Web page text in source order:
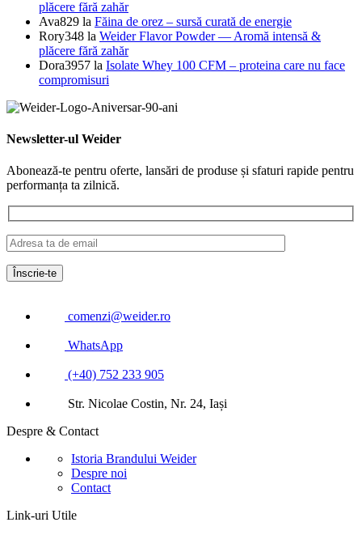
plăcere fără zahăr
Ava829 la Făina de orez – sursă curată de energie
Rory348 la Weider Flavor Powder — Aromă intensă &
plăcere fără zahăr
Dora3957 la Isolate Whey 100 CFM – proteina care nu face
compromisuri
Newsletter-ul Weider
Abonează-te pentru oferte, lansări de produse și sfaturi rapide pentru
performanța ta zilnică.
comenzi@weider.ro
WhatsApp
(+40) 752 233 905
Str. Nicolae Costin, Nr. 24, Iași
Despre & Contact
Istoria Brandului Weider
Despre noi
Contact
Link-uri Utile